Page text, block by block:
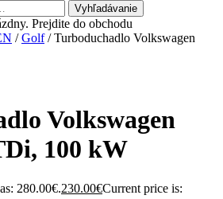
Vyhľadávanie
Prejdite do obchodu
/Golf/ Turboduchadlo Volkswagen
Volkswagen
100 kW
280.00€.230.00€Current price is: